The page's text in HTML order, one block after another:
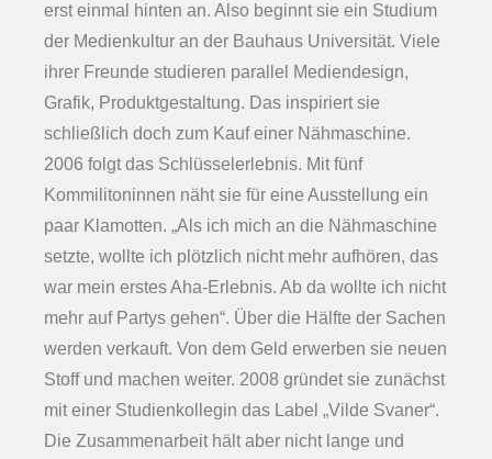
erst einmal hinten an. Also beginnt sie ein Studium
der Medienkultur an der Bauhaus Universität. Viele
ihrer Freunde studieren parallel Mediendesign,
Grafik, Produktgestaltung. Das inspiriert sie
schließlich doch zum Kauf einer Nähmaschine.
2006 folgt das Schlüsselerlebnis. Mit fünf
Kommilitoninnen näht sie für eine Ausstellung ein
paar Klamotten. „Als ich mich an die Nähmaschine
setzte, wollte ich plötzlich nicht mehr aufhören, das
war mein erstes Aha-Erlebnis. Ab da wollte ich nicht
mehr auf Partys gehen“. Über die Hälfte der Sachen
werden verkauft. Von dem Geld erwerben sie neuen
Stoff und machen weiter. 2008 gründet sie zunächst
mit einer Studienkollegin das Label „Vilde Svaner“.
Die Zusammenarbeit hält aber nicht lange und